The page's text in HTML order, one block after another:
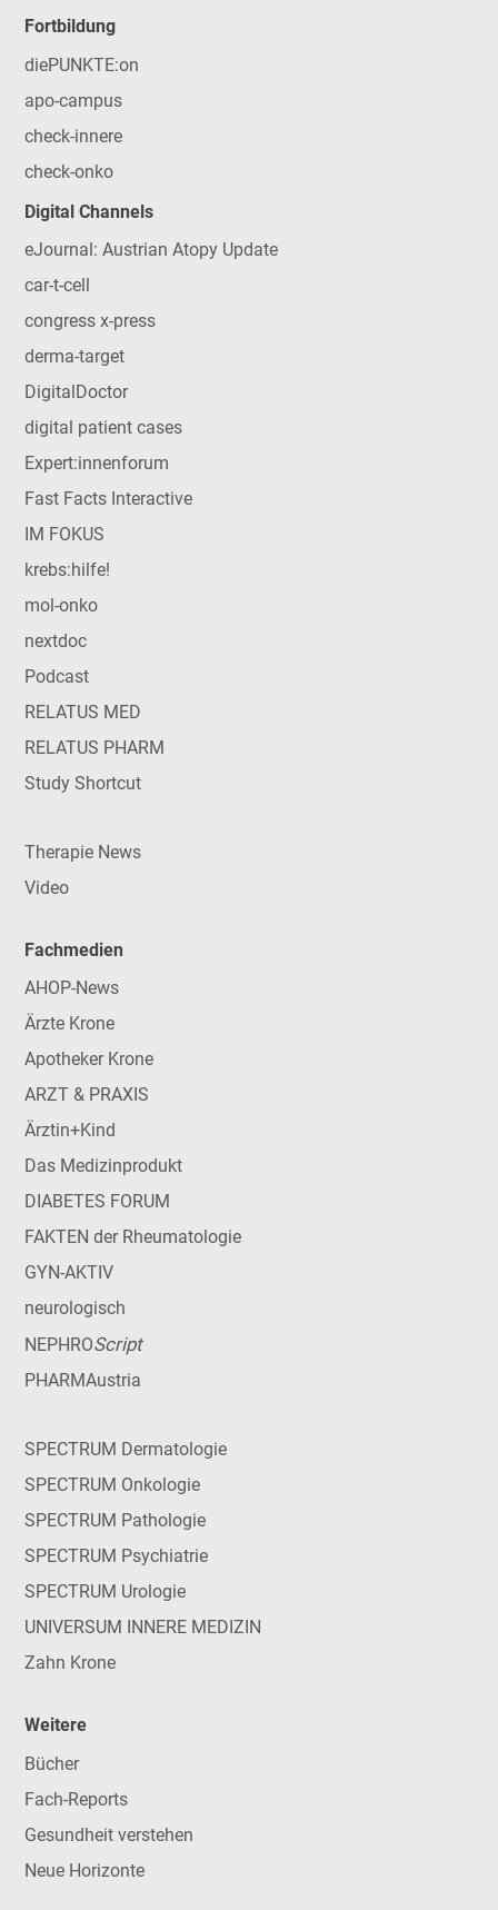
Fortbildung
diePUNKTE:on
apo-campus
check-innere
check-onko
Digital Channels
eJournal: Austrian Atopy Update
car-t-cell
congress x-press
derma-target
DigitalDoctor
digital patient cases
Expert:innenforum
Fast Facts Interactive
IM FOKUS
krebs:hilfe!
mol-onko
nextdoc
Podcast
RELATUS MED
RELATUS PHARM
Study Shortcut
Therapie News
Video
Fachmedien
AHOP-News
Ärzte Krone
Apotheker Krone
ARZT & PRAXIS
Ärztin+Kind
Das Medizinprodukt
DIABETES FORUM
FAKTEN der Rheumatologie
GYN-AKTIV
neurologisch
NEPHROScript
PHARMAustria
SPECTRUM Dermatologie
SPECTRUM Onkologie
SPECTRUM Pathologie
SPECTRUM Psychiatrie
SPECTRUM Urologie
UNIVERSUM INNERE MEDIZIN
Zahn Krone
Weitere
Bücher
Fach-Reports
Gesundheit verstehen
Neue Horizonte